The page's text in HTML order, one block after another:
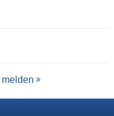
melden